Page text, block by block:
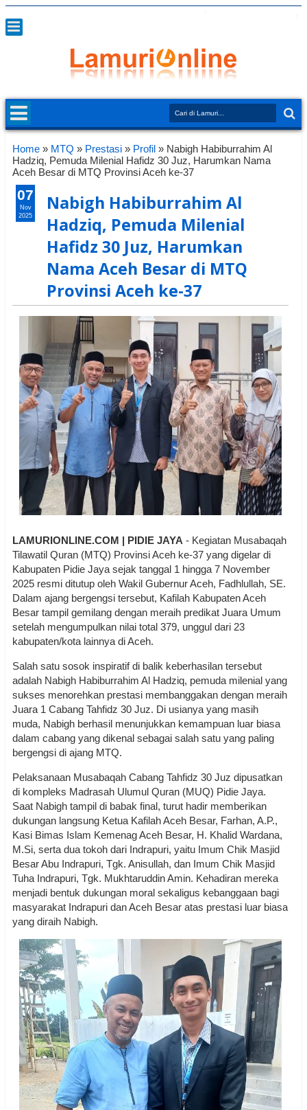
Home » MTQ » Prestasi » Profil » Nabigh Habiburrahim Al
Hadziq, Pemuda Milenial Hafidz 30 Juz, Harumkan Nama
Aceh Besar di MTQ Provinsi Aceh ke-37
Nabigh Habiburrahim Al
Hadziq, Pemuda Milenial
Hafidz 30 Juz, Harumkan
Nama Aceh Besar di MTQ
Provinsi Aceh ke-37
LAMURIONLINE.COM | PIDIE JAYA - Kegiatan Musabaqah
Tilawatil Quran (MTQ) Provinsi Aceh ke-37 yang digelar di
Kabupaten Pidie Jaya sejak tanggal 1 hingga 7 November
2025 resmi ditutup oleh Wakil Gubernur Aceh, Fadhlullah, SE.
Dalam ajang bergengsi tersebut, Kafilah Kabupaten Aceh
Besar tampil gemilang dengan meraih predikat Juara Umum
setelah mengumpulkan nilai total 379, unggul dari 23
kabupaten/kota lainnya di Aceh.
Salah satu sosok inspiratif di balik keberhasilan tersebut
adalah Nabigh Habiburrahim Al Hadziq, pemuda milenial yang
sukses menorehkan prestasi membanggakan dengan meraih
Juara 1 Cabang Tahfidz 30 Juz. Di usianya yang masih
muda, Nabigh berhasil menunjukkan kemampuan luar biasa
dalam cabang yang dikenal sebagai salah satu yang paling
bergengsi di ajang MTQ.
Pelaksanaan Musabaqah Cabang Tahfidz 30 Juz dipusatkan
di kompleks Madrasah Ulumul Quran (MUQ) Pidie Jaya.
Saat Nabigh tampil di babak final, turut hadir memberikan
dukungan langsung Ketua Kafilah Aceh Besar, Farhan, A.P.,
Kasi Bimas Islam Kemenag Aceh Besar, H. Khalid Wardana,
M.Si, serta dua tokoh dari Indrapuri, yaitu Imum Chik Masjid
Besar Abu Indrapuri, Tgk. Anisullah, dan Imum Chik Masjid
Tuha Indrapuri, Tgk. Mukhtaruddin Amin. Kehadiran mereka
menjadi bentuk dukungan moral sekaligus kebanggaan bagi
masyarakat Indrapuri dan Aceh Besar atas prestasi luar biasa
yang diraih Nabigh.
07
Nov
2025